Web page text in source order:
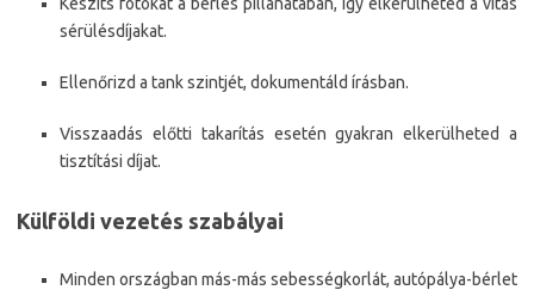
sérülésdíjakat.
Ellenőrizd a tank szintjét, dokumentáld írásban.
Visszaadás előtti takarítás esetén gyakran elkerülheted a
tisztítási díjat.
Külföldi vezetés szabályai
Minden országban más-más sebességkorlát, autópálya-bérlet